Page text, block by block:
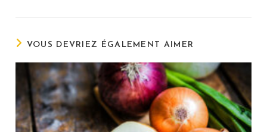
VOUS DEVRIEZ ÉGALEMENT AIMER